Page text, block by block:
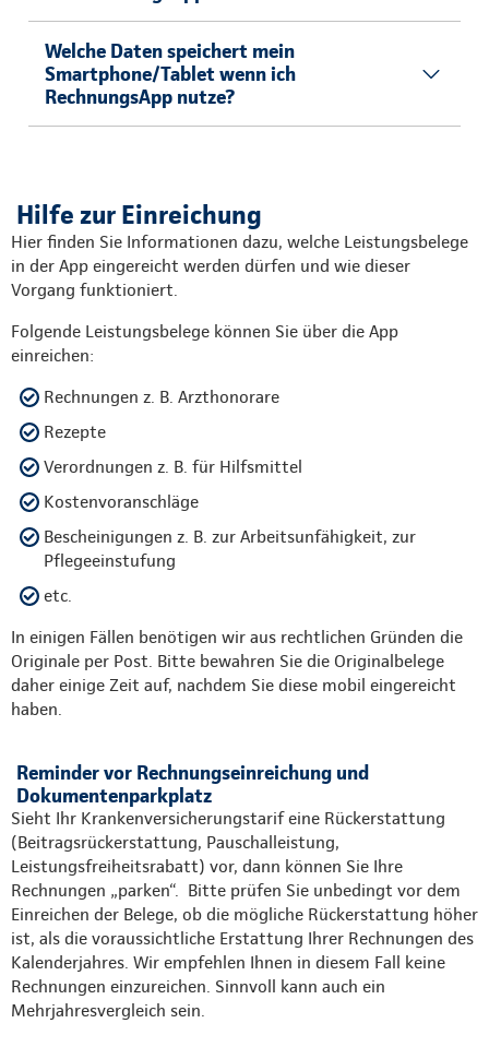
Welche Daten speichert mein
Smartphone/Tablet wenn ich
RechnungsApp nutze?
Hilfe zur Einreichung
Hier finden Sie Informationen dazu, welche Leistungsbelege
in der App eingereicht werden dürfen und wie dieser
Vorgang funktioniert.
Folgende Leistungsbelege können Sie über die App
einreichen:
Rechnungen z. B. Arzthonorare
Rezepte
Verordnungen z. B. für Hilfsmittel
Kostenvoranschläge
Bescheinigungen z. B. zur Arbeitsunfähigkeit, zur
Pflegeeinstufung
etc.
In einigen Fällen benötigen wir aus rechtlichen Gründen die
Originale per Post. Bitte bewahren Sie die Originalbelege
daher einige Zeit auf, nachdem Sie diese mobil eingereicht
haben.
Reminder vor Rechnungseinreichung und
Dokumentenparkplatz
Sieht Ihr Krankenversicherungstarif eine Rückerstattung
(Beitragsrückerstattung, Pauschalleistung,
Leistungsfreiheitsrabatt) vor, dann können Sie Ihre
Rechnungen „parken“. Bitte prüfen Sie unbedingt vor dem
Einreichen der Belege, ob die mögliche Rückerstattung höher
ist, als die voraussichtliche Erstattung Ihrer Rechnungen des
Kalenderjahres. Wir empfehlen Ihnen in diesem Fall keine
Rechnungen einzureichen. Sinnvoll kann auch ein
Mehrjahresvergleich sein.